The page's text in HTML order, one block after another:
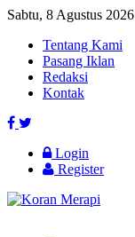
Sabtu, 8 Agustus 2026
Tentang Kami
Pasang Iklan
Redaksi
Kontak
Login
Register